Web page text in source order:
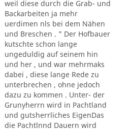
weil diese durch die Grab- und
Backarbeiten ja mehr
uerdimen nls bei dem Nähen
und Breschen . " Der Hofbauer
kutschte schon lange
ungeduldig auf seinem hin
und her , und war mehrmaks
dabei , diese lange Rede zu
unterbrechen , ohne jedoch
dazu zu kommen . Unter- der
Grunyherrn wird in Pachtland
und gutsherrliches EigenDas
die Pachtlnnd Dauern wird